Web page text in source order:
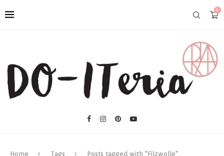
0
Home Tags Posts tagged with "Filzwolle"